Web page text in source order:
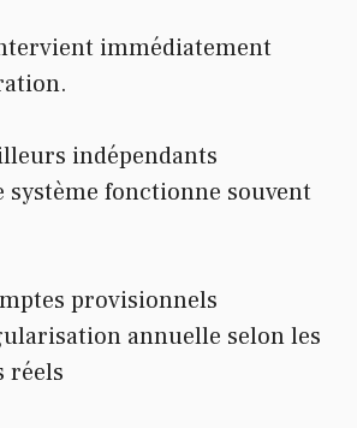
immédiatement
indépendants
système fonctionne souvent
provisionnels
annuelle selon les
réels